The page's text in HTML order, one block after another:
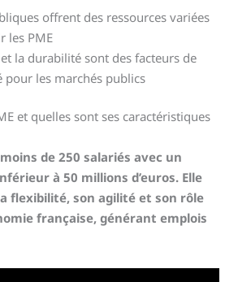
offrent des ressources variées
les PME
la durabilité sont des facteurs de
pour les marchés publics
et quelles sont ses caractéristiques
de 250 salariés avec un
à 50 millions d’euros. Elle
flexibilité, son agilité et son rôle
française, générant emplois